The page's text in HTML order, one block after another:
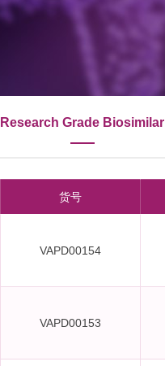
Research Grade Biosimilar
货号
VAPD00154
VAPD00153